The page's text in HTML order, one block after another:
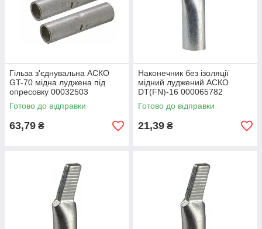
Гільза з'єднувальна АСКО
GT-70 мідна луджена під
опресовку 00032503
Готово до відправки
63,79 ₴
Наконечник без ізоляції
мідний луджений АСКО
DT(FN)-16 000065782
Готово до відправки
21,39 ₴